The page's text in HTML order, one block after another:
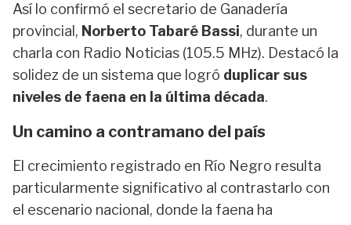
Así lo confirmó el secretario de Ganadería
provincial, Norberto Tabaré Bassi, durante un
charla con Radio Noticias (105.5 MHz). Destacó la
solidez de un sistema que logró duplicar sus
niveles de faena en la última década.
Un camino a contramano del país
El crecimiento registrado en Río Negro resulta
particularmente significativo al contrastarlo con
el escenario nacional, donde la faena ha